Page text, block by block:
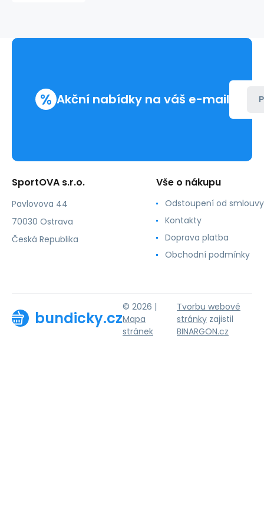
% Akční nabídky na váš e-mail
SportOVA s.r.o.
Pavlovova 44
70030 Ostrava
Česká Republika
Vše o nákupu
Odstoupení od smlouvy
Kontakty
Doprava platba
Obchodní podmínky
bundicky.cz
© 2026 |
Mapa
stránek
Tvorbu webové
stránky zajistil
BINARGON.cz